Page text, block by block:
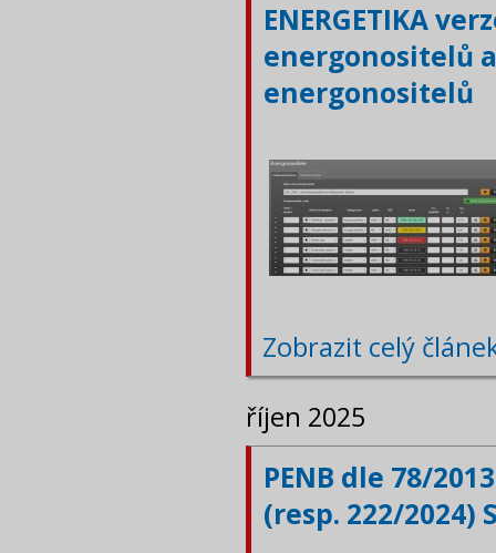
ENERGETIKA
energonositelů
energonositelů
Zobrazit celý
říjen 2025
PENB dle 78/
(resp. 222/2024)